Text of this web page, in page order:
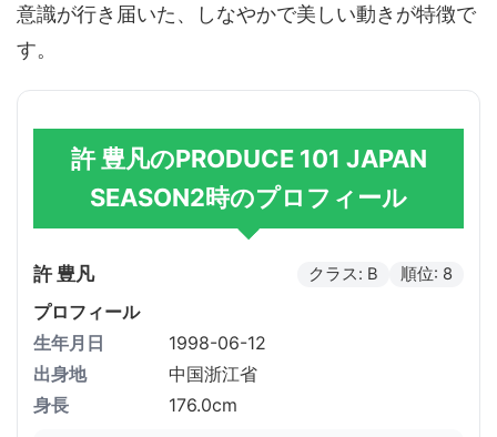
意識が行き届いた、しなやかで美しい動きが特徴で
す。
許 豊凡のPRODUCE 101 JAPAN
SEASON2時のプロフィール
許 豊凡 クラス: B 順位: 8
プロフィール
生年月日
1998-06-12
出身地
中国浙江省
身長
176.0cm